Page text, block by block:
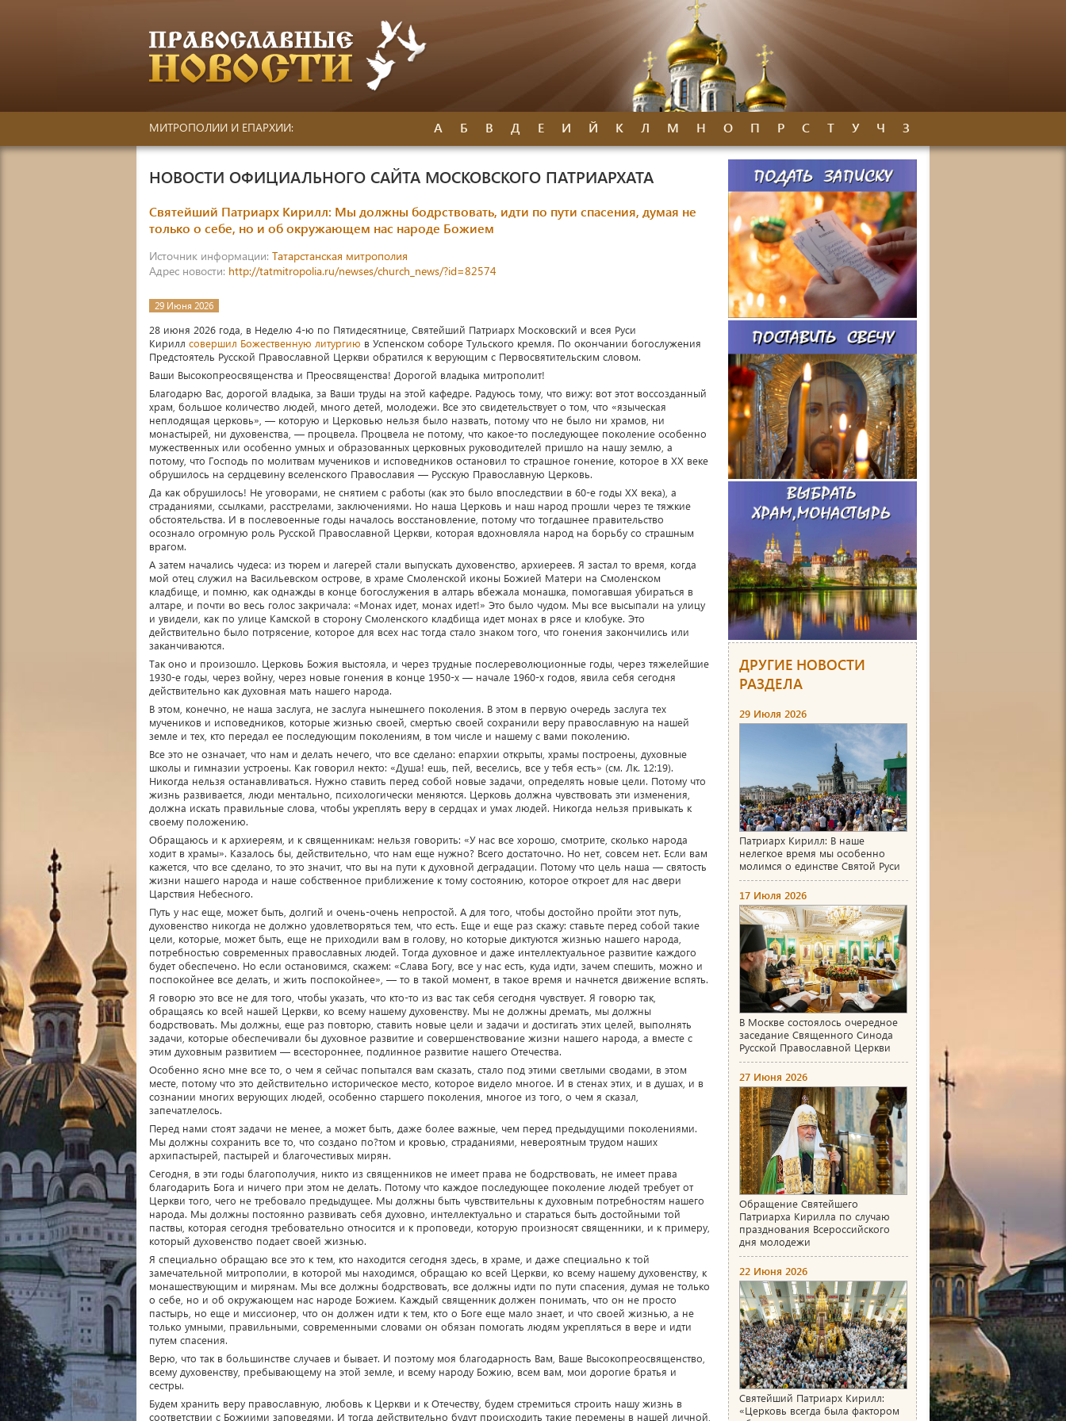
МИТРОПОЛИИ И ЕПАРХИИ: А Б В Д Е И Й К Л М Н О П Р С Т У Ч З
НОВОСТИ ОФИЦИАЛЬНОГО САЙТА МОСКОВСКОГО ПАТРИАРХАТА
Святейший Патриарх Кирилл: Мы должны бодрствовать, идти по пути спасения, думая не
только о себе, но и об окружающем нас народе Божием
Источник информации: Татарстанская митрополия
Адрес новости: http://tatmitropolia.ru/newses/church_news/?id=82574
29 Июня 2026
28 июня 2026 года, в Неделю 4-ю по Пятидесятнице, Святейший Патриарх Московский и всея Руси
Кирилл совершил Божественную литургию в Успенском соборе Тульского кремля. По окончании богослужения
Предстоятель Русской Православной Церкви обратился к верующим с Первосвятительским словом.
Ваши Высокопреосвященства и Преосвященства! Дорогой владыка митрополит!
Благодарю Вас, дорогой владыка, за Ваши труды на этой кафедре. Радуюсь тому, что вижу: вот этот воссозданный
храм, большое количество людей, много детей, молодежи. Все это свидетельствует о том, что «языческая
неплодящая церковь», — которую и Церковью нельзя было назвать, потому что не было ни храмов, ни
монастырей, ни духовенства, — процвела. Процвела не потому, что какое-то последующее поколение особенно
мужественных или особенно умных и образованных церковных руководителей пришло на нашу землю, а
потому, что Господь по молитвам мучеников и исповедников остановил то страшное гонение, которое в XX веке
обрушилось на сердцевину вселенского Православия — Русскую Православную Церковь.
Да как обрушилось! Не уговорами, не снятием с работы (как это было впоследствии в 60-е годы XX века), а
страданиями, ссылками, расстрелами, заключениями. Но наша Церковь и наш народ прошли через те тяжкие
обстоятельства. И в послевоенные годы началось восстановление, потому что тогдашнее правительство
осознало огромную роль Русской Православной Церкви, которая вдохновляла народ на борьбу со страшным
врагом.
А затем начались чудеса: из тюрем и лагерей стали выпускать духовенство, архиереев. Я застал то время, когда
мой отец служил на Васильевском острове, в храме Смоленской иконы Божией Матери на Смоленском
кладбище, и помню, как однажды в конце богослужения в алтарь вбежала монашка, помогавшая убираться в
алтаре, и почти во весь голос закричала: «Монах идет, монах идет!» Это было чудом. Мы все высыпали на улицу
и увидели, как по улице Камской в сторону Смоленского кладбища идет монах в рясе и клобуке. Это
действительно было потрясение, которое для всех нас тогда стало знаком того, что гонения закончились или
заканчиваются.
Так оно и произошло. Церковь Божия выстояла, и через трудные послереволюционные годы, через тяжелейшие
1930-е годы, через войну, через новые гонения в конце 1950-х — начале 1960-х годов, явила себя сегодня
действительно как духовная мать нашего народа.
В этом, конечно, не наша заслуга, не заслуга нынешнего поколения. В этом в первую очередь заслуга тех
мучеников и исповедников, которые жизнью своей, смертью своей сохранили веру православную на нашей
земле и тех, кто передал ее последующим поколениям, в том числе и нашему с вами поколению.
Все это не означает, что нам и делать нечего, что все сделано: епархии открыты, храмы построены, духовные
школы и гимназии устроены. Как говорил некто: «Душа! ешь, пей, веселись, все у тебя есть» (см. Лк. 12:19).
Никогда нельзя останавливаться. Нужно ставить перед собой новые задачи, определять новые цели. Потому что
жизнь развивается, люди ментально, психологически меняются. Церковь должна чувствовать эти изменения,
должна искать правильные слова, чтобы укреплять веру в сердцах и умах людей. Никогда нельзя привыкать к
своему положению.
Обращаюсь и к архиереям, и к священникам: нельзя говорить: «У нас все хорошо, смотрите, сколько народа
ходит в храмы». Казалось бы, действительно, что нам еще нужно? Всего достаточно. Но нет, совсем нет. Если вам
кажется, что все сделано, то это значит, что вы на пути к духовной деградации. Потому что цель наша — святость
жизни нашего народа и наше собственное приближение к тому состоянию, которое откроет для нас двери
Царствия Небесного.
Путь у нас еще, может быть, долгий и очень-очень непростой. А для того, чтобы достойно пройти этот путь,
духовенство никогда не должно удовлетворяться тем, что есть. Еще и еще раз скажу: ставьте перед собой такие
цели, которые, может быть, еще не приходили вам в голову, но которые диктуются жизнью нашего народа,
потребностью современных православных людей. Тогда духовное и даже интеллектуальное развитие каждого
будет обеспечено. Но если остановимся, скажем: «Слава Богу, все у нас есть, куда идти, зачем спешить, можно и
поспокойнее все делать, и жить поспокойнее», — то в такой момент, в такое время и начнется движение вспять.
Я говорю это все не для того, чтобы указать, что кто-то из вас так себя сегодня чувствует. Я говорю так,
обращаясь ко всей нашей Церкви, ко всему нашему духовенству. Мы не должны дремать, мы должны
бодрствовать. Мы должны, еще раз повторю, ставить новые цели и задачи и достигать этих целей, выполнять
задачи, которые обеспечивали бы духовное развитие и совершенствование жизни нашего народа, а вместе с
этим духовным развитием — всестороннее, подлинное развитие нашего Отечества.
Особенно ясно мне все то, о чем я сейчас попытался вам сказать, стало под этими светлыми сводами, в этом
месте, потому что это действительно историческое место, которое видело многое. И в стенах этих, и в душах, и в
сознании многих верующих людей, особенно старшего поколения, многое из того, о чем я сказал,
запечатлелось.
Перед нами стоят задачи не менее, а может быть, даже более важные, чем перед предыдущими поколениями.
Мы должны сохранить все то, что создано по?том и кровью, страданиями, невероятным трудом наших
архипастырей, пастырей и благочестивых мирян.
Сегодня, в эти годы благополучия, никто из священников не имеет права не бодрствовать, не имеет права
благодарить Бога и ничего при этом не делать. Потому что каждое последующее поколение людей требует от
Церкви того, чего не требовало предыдущее. Мы должны быть чувствительны к духовным потребностям нашего
народа. Мы должны постоянно развивать себя духовно, интеллектуально и стараться быть достойными той
паствы, которая сегодня требовательно относится и к проповеди, которую произносят священники, и к примеру,
который духовенство подает своей жизнью.
Я специально обращаю все это к тем, кто находится сегодня здесь, в храме, и даже специально к той
замечательной митрополии, в которой мы находимся, обращаю ко всей Церкви, ко всему нашему духовенству, к
монашествующим и мирянам. Мы все должны бодрствовать, все должны идти по пути спасения, думая не только
о себе, но и об окружающем нас народе Божием. Каждый священник должен понимать, что он не просто
пастырь, но еще и миссионер, что он должен идти к тем, кто о Боге еще мало знает, и что своей жизнью, а не
только умными, правильными, современными словами он обязан помогать людям укрепляться в вере и идти
путем спасения.
Верю, что так в большинстве случаев и бывает. И поэтому моя благодарность Вам, Ваше Высокопреосвященство,
всему духовенству, пребывающему на этой земле, и всему народу Божию, всем вам, мои дорогие братья и
сестры.
Будем хранить веру православную, любовь к Церкви и к Отечеству, будем стремиться строить нашу жизнь в
соответствии с Божиими заповедями. И тогда действительно будут происходить такие перемены в нашей личной,
ДРУГИЕ НОВОСТИ
РАЗДЕЛА
29 Июля 2026
Патриарх Кирилл: В наше
нелегкое время мы особенно
молимся о единстве Святой Руси
17 Июля 2026
В Москве состоялось очередное
заседание Священного Синода
Русской Православной Церкви
27 Июня 2026
Обращение Святейшего
Патриарха Кирилла по случаю
празднования Всероссийского
дня молодежи
22 Июня 2026
Святейший Патриарх Кирилл:
«Церковь всегда была фактором